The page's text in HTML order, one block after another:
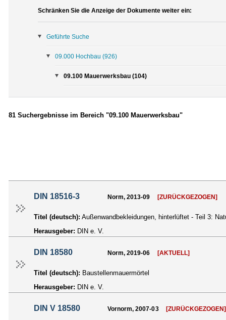
Schränken Sie die Anzeige der Dokumente weiter ein:
Geführte Suche
09.000 Hochbau (926)
09.100 Mauerwerksbau (104)
81 Suchergebnisse im Bereich "09.100 Mauerwerksbau"
DIN 18516-3 Norm, 2013-09 [ZURÜCKGEZOGEN]
Titel (deutsch): Außenwandbekleidungen, hinterlüftet - Teil 3:
Herausgeber: DIN e. V.
DIN 18580 Norm, 2019-06 [AKTUELL]
Titel (deutsch): Baustellenmauermörtel
Herausgeber: DIN e. V.
DIN V 18580 Vornorm, 2007-03 [ZURÜCKGEZOGEN]